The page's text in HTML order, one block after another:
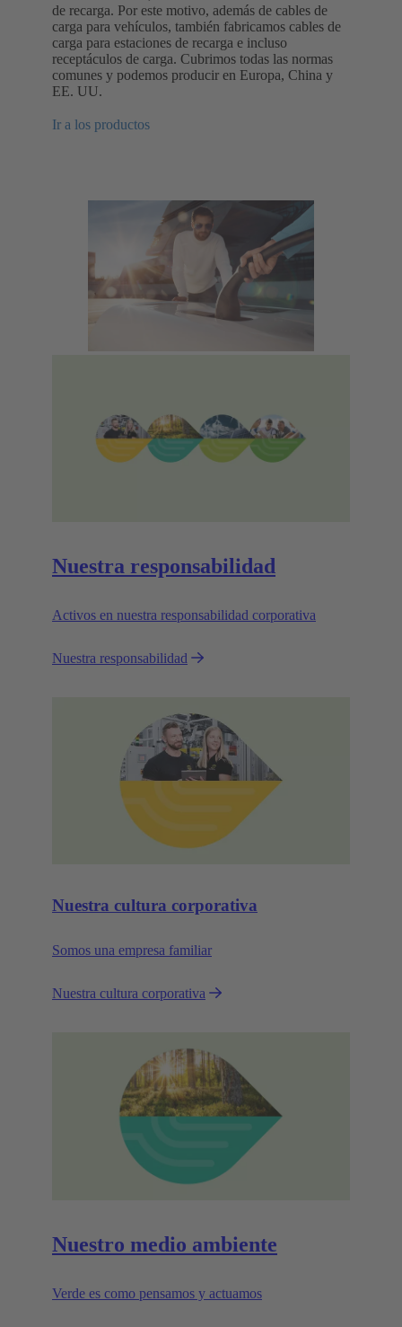
de recarga. Por este motivo, además de cables de
carga para vehículos, también fabricamos cables de
carga para estaciones de recarga e incluso
receptáculos de carga. Cubrimos todas las normas
comunes y podemos producir en Europa, China y
EE. UU.
Ir a los productos
Nuestra responsabilidad
Activos en nuestra responsabilidad corporativa
Nuestra responsabilidad
Nuestra cultura corporativa
Somos una empresa familiar
Nuestra cultura corporativa
Nuestro medio ambiente
Verde es como pensamos y actuamos